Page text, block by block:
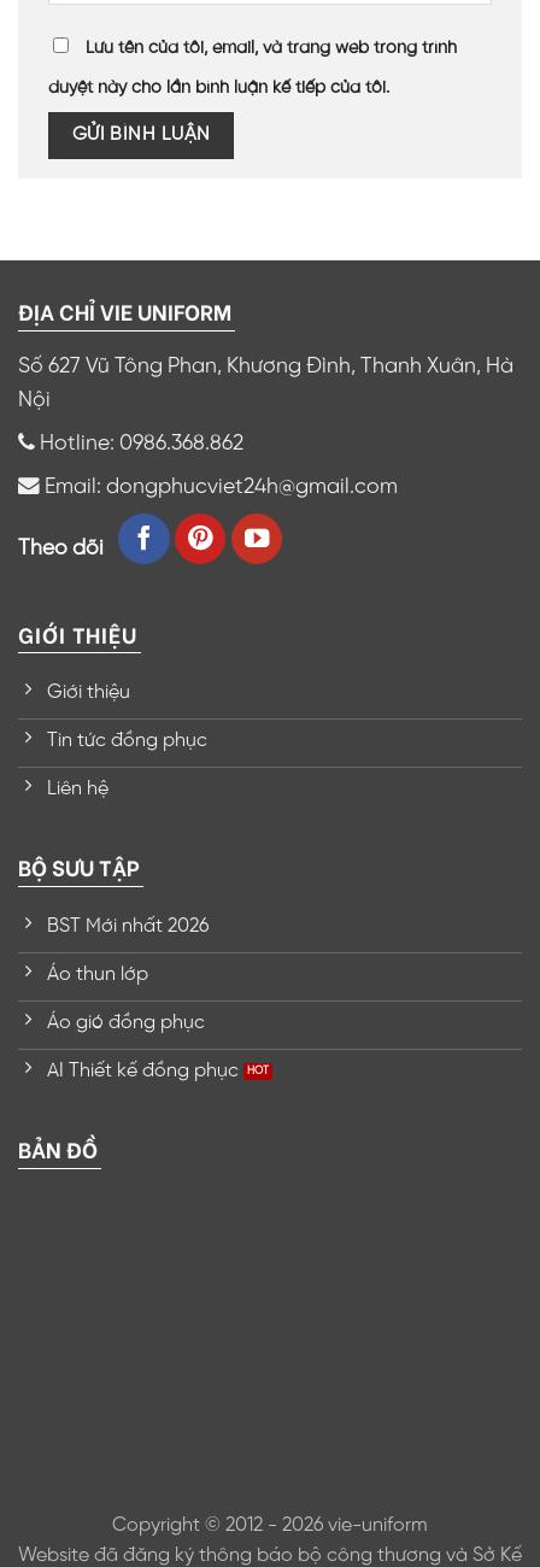
Lưu tên của tôi, email, và trang web trong trình
duyệt này cho lần bình luận kế tiếp của tôi.
ĐỊA CHỈ VIE UNIFORM
Số 627 Vũ Tông Phan, Khương Đình, Thanh Xuân, Hà
Nội
Hotline: 0986.368.862
Email: dongphucviet24h@gmail.com
Theo dõi
GIỚI THIỆU
Giới thiệu
Tin tức đồng phục
Liên hệ
BỘ SƯU TẬP
BST Mới nhất 2026
Áo thun lớp
Áo gió đồng phục
AI Thiết kế đồng phục
BẢN ĐỒ
Copyright © 2012 - 2026 vie-uniform
Website đã đăng ký thông báo bộ công thương và Sở Kế